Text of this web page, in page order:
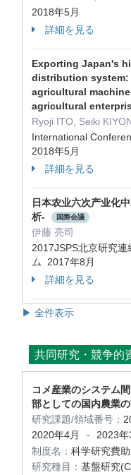
2018年5月
詳細を見る
Exporting Japan's
distribution system:
agricultural
agricultural
Ryoji ITO, Seiki
International
2018年5月
詳細を見る
日本农业六次产业化
析-
国際会議
伊藤 亮司
2017JSPS北京研究
ム 2017年8月
詳細を見る
▶ 全件表示
共同研究・競争的
コメ産業のシステム
部としての国内農業
研究課題/領域番号：
2020年4月
-
2023年
制度名： 科学研究費
研究種目： 基盤研究